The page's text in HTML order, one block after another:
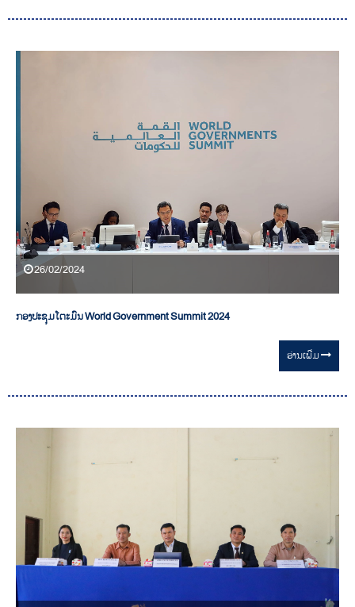
26/02/2024
ກອງປະຊຸມໂຕະມົນ World Government Summit 2024
ອ່ານ​ເພີ່ມ